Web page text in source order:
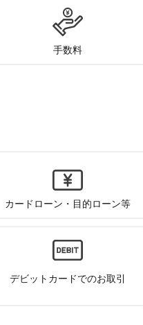
手数料
カードローン・目的ローン等
デビットカードでのお取引